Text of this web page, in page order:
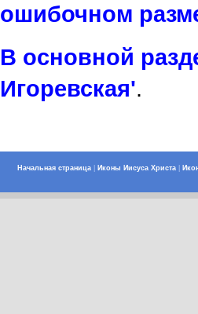
ошибочном
В основной
Игоревская'.
Начальная страница| Иконы Иисуса Христа|